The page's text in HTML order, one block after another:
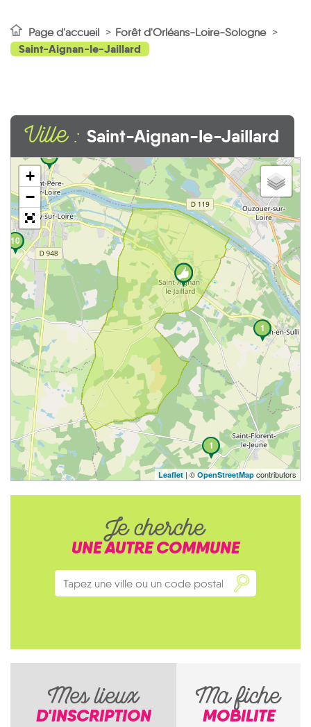
Page d'accueil Forêt d'Orléans-Loire-Sologne
Saint-Aignan-le-Jaillard
Ville : Saint-Aignan-le-Jaillard
1
3
1
2
10
+
−
Leaflet | © OpenStreetMap contributors
Je cherche
UNE AUTRE COMMUNE
Mes lieux
D'INSCRIPTION Ma fiche
MOBILITE